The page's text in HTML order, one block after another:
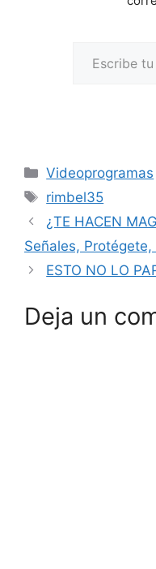
Categorías
Videoprogramas
Etiquetas
rimbel35
¿TE HACEN
Señales,
ESTO NO LO
Deja un